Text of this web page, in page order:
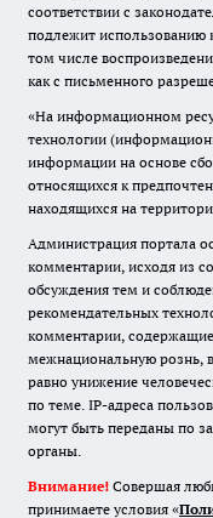
соответствии с
подлежит использованию
том числе
как с письменного
«На информационном
технологии
информации на основе
относящихся к
находящихся на
Администрация портала
комментарии, исходя из
обсуждения тем и
рекомендательных
комментарии,
межнациональную рознь,
равно унижение
по теме. IP-адреса
могут быть переданы по
органы.
Внимание! Совершая
принимаете условия «